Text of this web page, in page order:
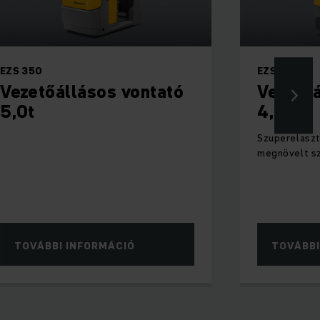
EZS 350
Vezetőállásos vontató
5,0t
TOVÁBBI INFORMÁCIÓ
EZS C40
4,0t
megnövelt